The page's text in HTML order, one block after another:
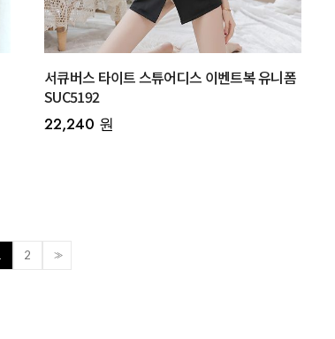
서큐버스 타이트 스튜어디스 이벤트복 유니폼
SUC5192
22,240 원
2 >>